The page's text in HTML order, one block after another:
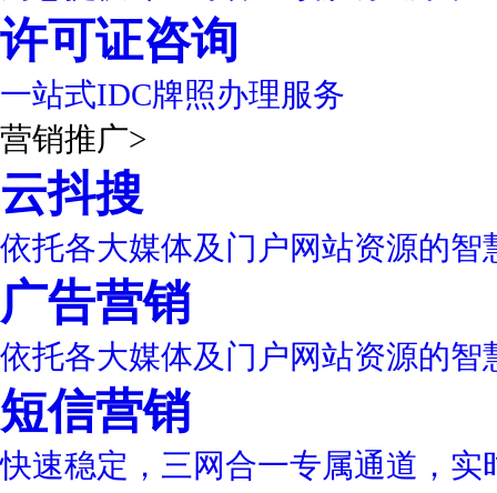
许可证咨询
一站式IDC牌照办理服务
营销推广>
云抖搜
依托各大媒体及门户网站资源的智
广告营销
依托各大媒体及门户网站资源的智
短信营销
快速稳定，三网合一专属通道，实